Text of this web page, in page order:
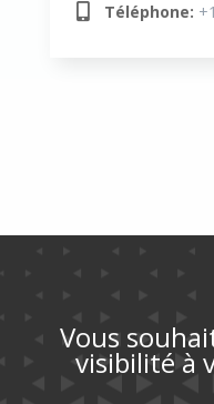
Téléphone:
Vous
visibilité à